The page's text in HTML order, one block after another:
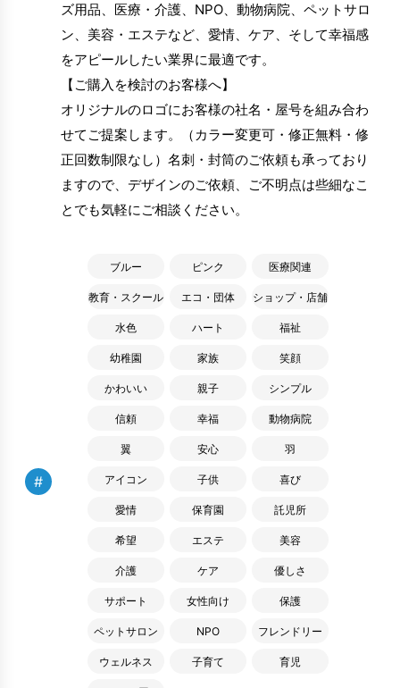
ズ用品、医療・介護、NPO、動物病院、ペットサロ
ン、美容・エステなど、愛情、ケア、そして幸福感
をアピールしたい業界に最適です。
【ご購入を検討のお客様へ】
オリジナルのロゴにお客様の社名・屋号を組み合わ
せてご提案します。（カラー変更可・修正無料・修
正回数制限なし）名刺・封筒のご依頼も承っており
ますので、デザインのご依頼、ご不明点は些細なこ
とでも気軽にご相談ください。
#
ブルー ピンク 医療関連
教育・スクール エコ・団体 ショップ・店舗
水色 ハート 福祉
幼稚園 家族 笑顔
かわいい 親子 シンプル
信頼 幸福 動物病院
翼 安心 羽
アイコン 子供 喜び
愛情 保育園 託児所
希望 エステ 美容
介護 ケア 優しさ
サポート 女性向け 保護
ペットサロン NPO フレンドリー
ウェルネス 子育て 育児